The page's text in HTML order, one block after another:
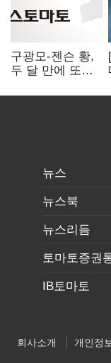
구광모-젠슨 황,
두 달 만에 또
등 논의
뉴스
뉴스북
뉴스리듬
토마토증권
IB토마토
회사소개 개인정